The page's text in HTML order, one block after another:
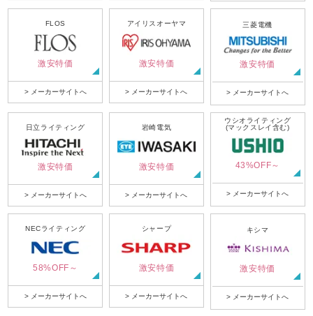
FLOS
激安特価
> メーカーサイトへ
アイリスオーヤマ
激安特価
> メーカーサイトへ
三菱電機
激安特価
> メーカーサイトへ
日立ライティング
激安特価
> メーカーサイトへ
岩崎電気
激安特価
> メーカーサイトへ
ウシオライティング
(マックスレイ含む)
43%OFF～
> メーカーサイトへ
NECライティング
58%OFF～
> メーカーサイトへ
シャープ
激安特価
> メーカーサイトへ
キシマ
激安特価
> メーカーサイトへ